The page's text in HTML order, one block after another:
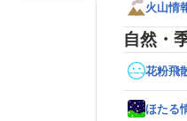
火山情
自然・
花粉飛
ほたる